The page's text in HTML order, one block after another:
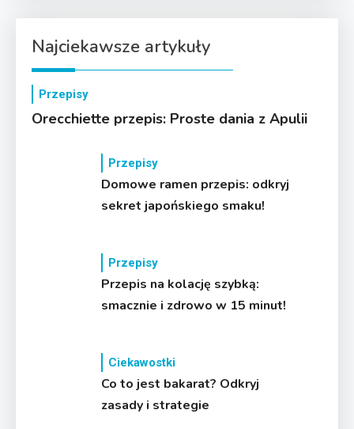
Najciekawsze artykuły
Przepisy
Orecchiette przepis: Proste dania z Apulii
Przepisy
Domowe ramen przepis: odkryj
sekret japońskiego smaku!
Przepisy
Przepis na kolację szybką:
smacznie i zdrowo w 15 minut!
Ciekawostki
Co to jest bakarat? Odkryj
zasady i strategie